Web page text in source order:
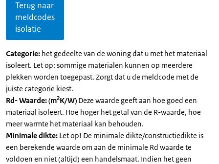
Terug naar
meldcodes
isolatie
Categorie: het gedeelte van de woning dat u met het materiaal
isoleert. Let op: sommige materialen kunnen op meerdere
plekken worden toegepast. Zorgt dat u de meldcode met de
juiste categorie kiest.
Rd- Waarde: (m2K/W) Deze waarde geeft aan hoe goed een
materiaal isoleert. Hoe hoger het getal van de R-waarde, hoe
meer warmte het materiaal kan behouden.
Minimale dikte: Let op! De minimale dikte/constructiedikte is
een berekende waarde om aan de minimale Rd waarde te
voldoen en niet (altijd) een handelsmaat. Indien het geen